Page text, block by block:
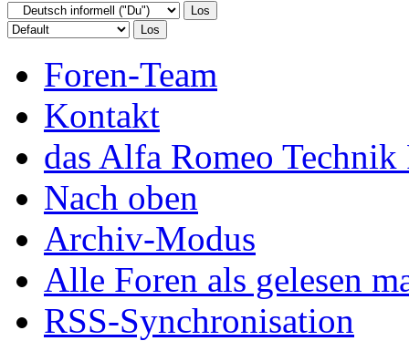
Foren-Team
Kontakt
das Alfa Romeo Technik
Nach oben
Archiv-Modus
Alle Foren als gelesen
RSS-Synchronisation